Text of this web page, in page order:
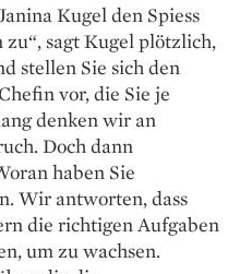
Kugel den Spiess
zu“, sagt Kugel plötzlich,
stellen Sie sich den
vor, die Sie je
denken wir an
Doch dann
haben Sie
Wir antworten, dass
die richtigen Aufgaben
um zu wachsen.